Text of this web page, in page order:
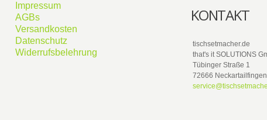
Impressum
AGBs
Versandkosten
Datenschutz
Widerrufsbelehrung
KONTAKT
tischsetmacher.de
that's it SOLUTIONS
Tübinger Straße 1
72666 Neckartailfingen